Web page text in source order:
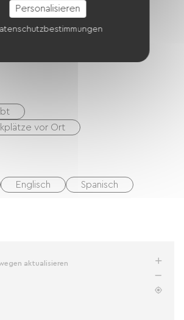
vor Ort
Englisch Spanisch
aktualisieren
Personalisieren